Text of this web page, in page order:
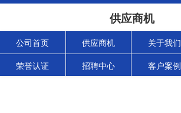
供应商机
公司首页 供应商机 关于我们
荣誉认证 招聘中心 客户案例